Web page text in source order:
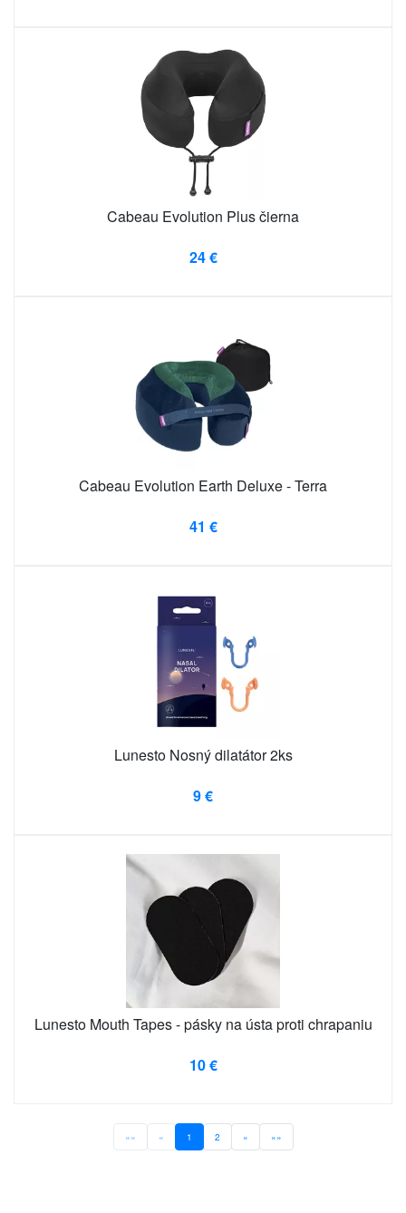
Cabeau Evolution Plus čierna
24 €
Cabeau Evolution Earth Deluxe - Terra
41 €
Lunesto Nosný dilatátor 2ks
9 €
Lunesto Mouth Tapes - pásky na ústa proti chrapaniu
10 €
«« « 1 2 » »»